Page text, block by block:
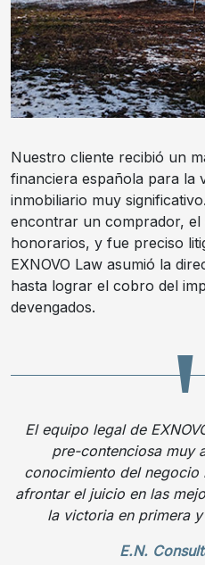
Nuestro cliente recibió un
financiera española para la
inmobiliario muy
encontrar un comprador, el
honorarios, y fue preciso
EXNOVO Law asumió la
hasta lograr el cobro del
devengados.
El equipo legal de
pre-contenciosa muy
conocimiento del
afrontar el juicio en las
la victoria en primera
E.N.